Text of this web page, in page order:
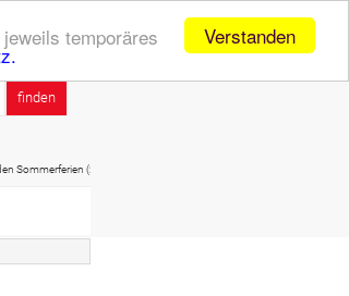
Verstanden
temporäres
sein! Daher dort kein Sportbetrieb möglich!